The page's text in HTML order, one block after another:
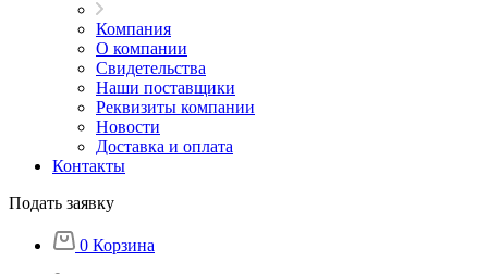
Компания
О компании
Свидетельства
Наши поставщики
Реквизиты компании
Новости
Доставка и оплата
Контакты
Подать заявку
0 Корзина